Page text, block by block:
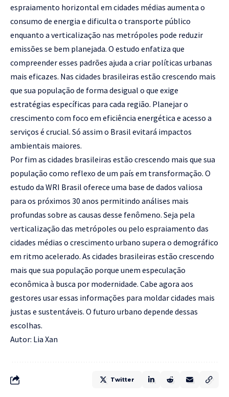
espraiamento horizontal em cidades médias aumenta o
consumo de energia e dificulta o transporte público
enquanto a verticalização nas metrópoles pode reduzir
emissões se bem planejada. O estudo enfatiza que
compreender esses padrões ajuda a criar políticas urbanas
mais eficazes. Nas cidades brasileiras estão crescendo mais
que sua população de forma desigual o que exige
estratégias específicas para cada região. Planejar o
crescimento com foco em eficiência energética e acesso a
serviços é crucial. Só assim o Brasil evitará impactos
ambientais maiores.
Por fim as cidades brasileiras estão crescendo mais que sua
população como reflexo de um país em transformação. O
estudo da WRI Brasil oferece uma base de dados valiosa
para os próximos 30 anos permitindo análises mais
profundas sobre as causas desse fenômeno. Seja pela
verticalização das metrópoles ou pelo espraiamento das
cidades médias o crescimento urbano supera o demográfico
em ritmo acelerado. As cidades brasileiras estão crescendo
mais que sua população porque unem especulação
econômica à busca por modernidade. Cabe agora aos
gestores usar essas informações para moldar cidades mais
justas e sustentáveis. O futuro urbano depende dessas
escolhas.
Autor: Lia Xan
Twitter